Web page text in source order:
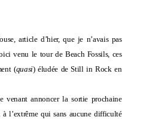
article d’hier, que je n’avais pas
venu le tour de Beach Fossils, ces
(quasi) éludée de Still in Rock en
venant annoncer la sortie prochaine
l’extrême qui sans aucune difficulté